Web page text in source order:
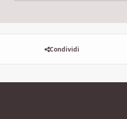
Condividi